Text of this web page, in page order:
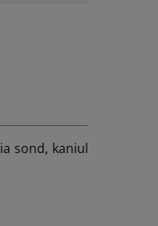
sond, kaniul